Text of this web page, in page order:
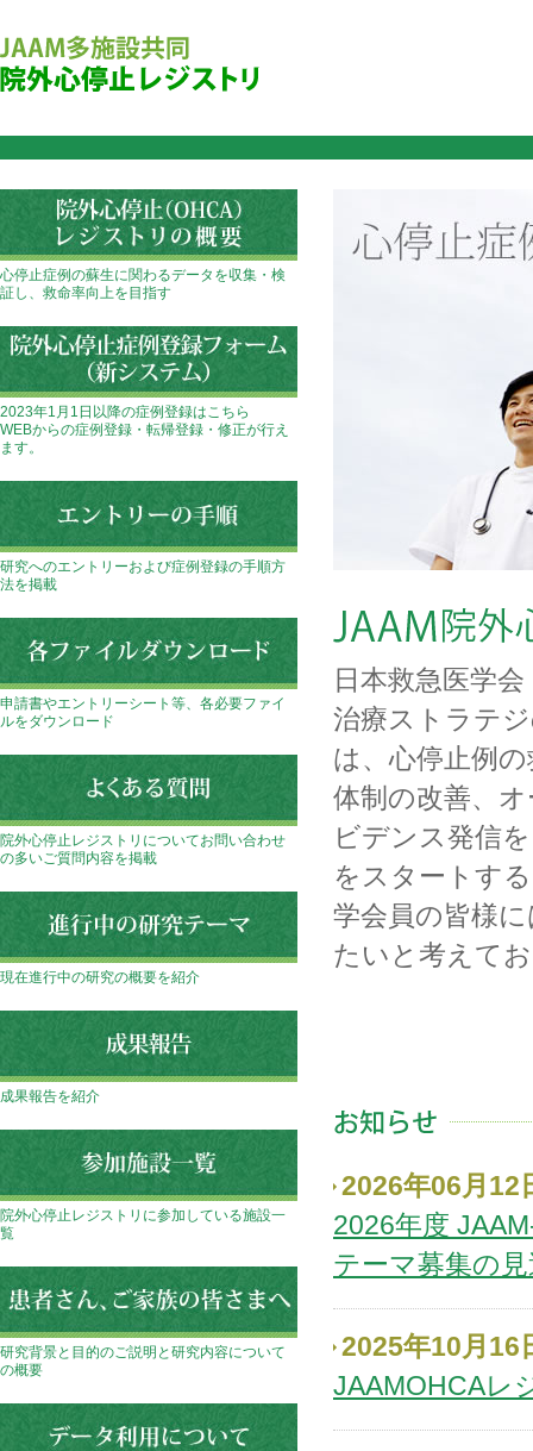
心停止症例の蘇生に関わるデータを収集・検
証し、救命率向上を目指す
2023年1月1日以降の症例登録はこちら
WEBからの症例登録・転帰登録・修正が行え
ます。
研究へのエントリーおよび症例登録の手順方
法を掲載
申請書やエントリーシート等、各必要ファイ
ルをダウンロード
院外心停止レジストリについてお問い合わせ
の多いご質問内容を掲載
現在進行中の研究の概要を紹介
成果報告を紹介
院外心停止レジストリに参加している施設一
覧
研究背景と目的のご説明と研究内容について
の概要
日本救急医学
治療ストラテ
は、心停止例
体制の改善、
ビデンス発信
をスタートす
学会員の皆様
たいと考えて
2026年06月12
2026年度
テーマ募集の
2025年10月16
JAAMOHCAレ